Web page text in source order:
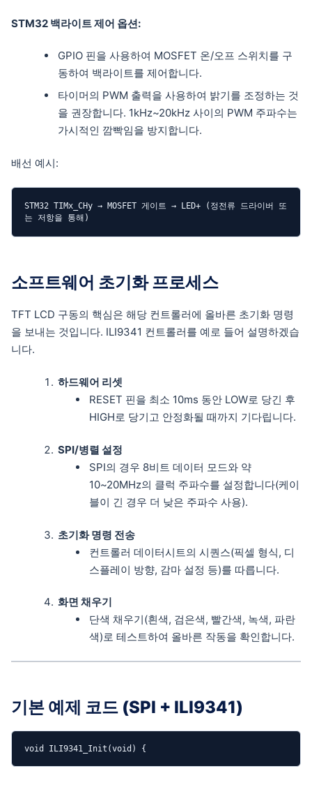
STM32 백라이트 제어 옵션:
GPIO 핀을 사용하여 MOSFET 온/오프 스위치를 구
동하여 백라이트를 제어합니다.
타이머의 PWM 출력을 사용하여 밝기를 조정하는 것
을 권장합니다. 1kHz~20kHz 사이의 PWM 주파수는
가시적인 깜빡임을 방지합니다.
배선 예시:
STM32 TIMx_CHy → MOSFET 게이트 → LED+ (정전류 드라이버 또
는 저항을 통해)
소프트웨어 초기화 프로세스
TFT LCD 구동의 핵심은 해당 컨트롤러에 올바른 초기화 명령
을 보내는 것입니다. ILI9341 컨트롤러를 예로 들어 설명하겠습
니다.
하드웨어 리셋
RESET 핀을 최소 10ms 동안 LOW로 당긴 후
HIGH로 당기고 안정화될 때까지 기다립니다.
SPI/병렬 설정
SPI의 경우 8비트 데이터 모드와 약
10~20MHz의 클럭 주파수를 설정합니다(케이
블이 긴 경우 더 낮은 주파수 사용).
초기화 명령 전송
컨트롤러 데이터시트의 시퀀스(픽셀 형식, 디
스플레이 방향, 감마 설정 등)를 따릅니다.
화면 채우기
단색 채우기(흰색, 검은색, 빨간색, 녹색, 파란
색)로 테스트하여 올바른 작동을 확인합니다.
기본 예제 코드 (SPI + ILI9341)
void ILI9341_Init(void) {